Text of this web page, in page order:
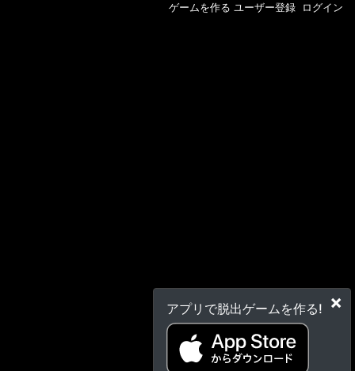
×
アプリで脱出ゲームを作る!
ゲームを作る ユーザー登録 ログイン